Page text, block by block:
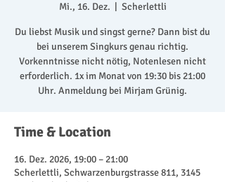
Mi., 16. Dez. Scherlettli
Du liebst Musik und singst gerne? Dann bist du
bei unserem Singkurs genau richtig.
Vorkenntnisse nicht nötig, Notenlesen nicht
erforderlich. 1x im Monat von 19:30 bis 21:00
Uhr. Anmeldung bei Mirjam Grünig.
Time & Location
16. Dez. 2026, 19:00 – 21:00
Scherlettli, Schwarzenburgstrasse 811, 3145